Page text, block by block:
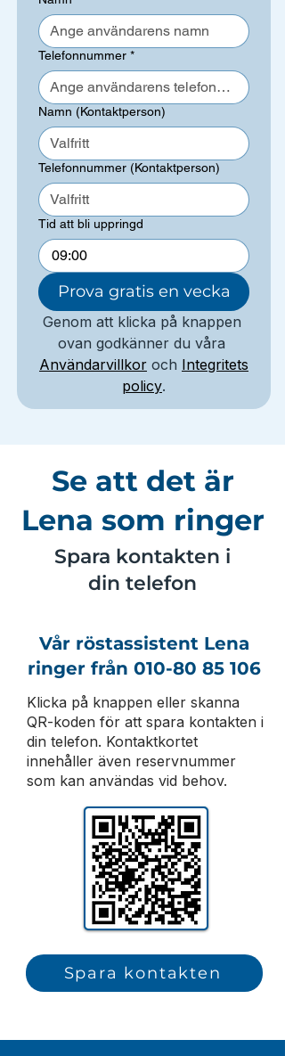
Telefonnummer *
Namn (Kontaktperson)
Telefonnummer (Kontaktperson)
Tid att bli uppringd
:
Prova gratis en vecka
Genom att klicka på knappen
Användarvillkor och Integritets
policy.
Se att det är
Lena som ringer
Spara kontakten i
din telefon
Vår röstassistent Lena
ringer från 010-80 85 106
Klicka på knappen eller skanna
QR-koden för att spara kontakten i
din telefon. Kontaktkortet
innehåller även reservnummer
som kan användas vid behov.
Spara kontakten